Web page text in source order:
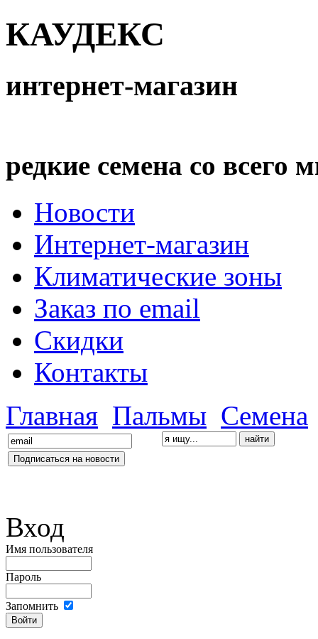
КАУДЕКС
интернет-магазин
редкие семена со всего
Новости
Интернет-магазин
Климатические зоны
Заказ по email
Скидки
Контакты
Главная Пальмы Семена
Вход
Имя пользователя
Пароль
Запомнить